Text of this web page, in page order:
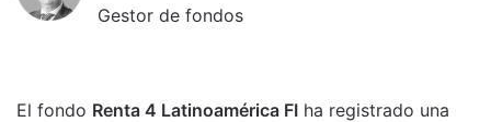
Gestor de fondos
El fondo Renta 4 Latinoamérica FI ha registrado una